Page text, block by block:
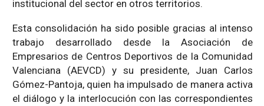
institucional del sector en otros territorios.
Esta consolidación ha sido posible gracias al intenso
trabajo desarrollado desde la Asociación de
Empresarios de Centros Deportivos de la Comunidad
Valenciana (AEVCD) y su presidente, Juan Carlos
Gómez-Pantoja, quien ha impulsado de manera activa
el diálogo y la interlocución con las correspondientes